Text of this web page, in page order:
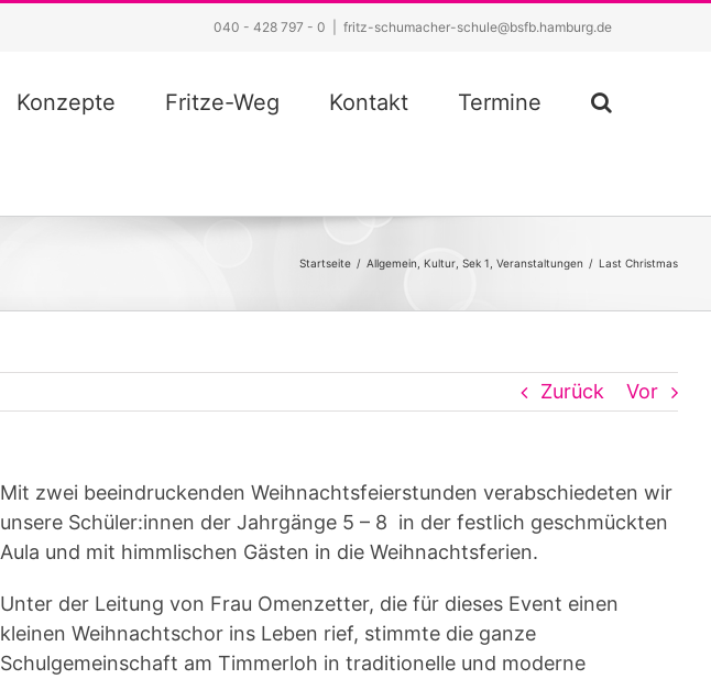
040 - 428 797 - 0 fritz-schumacher-schule@bsfb.hamburg.de
Konzepte Fritze-Weg Kontakt Termine
Startseite / Allgemein Kultur Sek 1 Veranstaltungen / Last Christmas
Zurück Vor
Mit zwei beeindruckenden Weihnachtsfeierstunden verabschiedeten wir
unsere Schüler:innen der Jahrgänge 5 – 8 in der festlich geschmückten
Aula und mit himmlischen Gästen in die Weihnachtsferien.
Unter der Leitung von Frau Omenzetter, die für dieses Event einen
kleinen Weihnachtschor ins Leben rief, stimmte die ganze
Schulgemeinschaft am Timmerloh in traditionelle und moderne